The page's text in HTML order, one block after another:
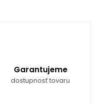
Garantujeme
dostupnosť tovaru